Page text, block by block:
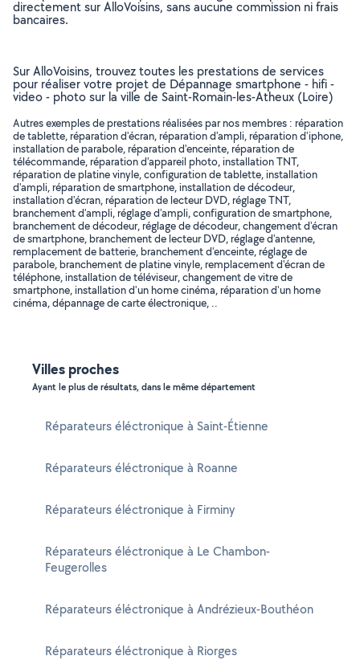
directement sur AlloVoisins, sans aucune commission ni frais
bancaires.
Sur AlloVoisins, trouvez toutes les prestations de services
pour réaliser votre projet de Dépannage smartphone - hifi -
video - photo sur la ville de Saint-Romain-les-Atheux (Loire)
Autres exemples de prestations réalisées par nos membres : réparation
de tablette, réparation d'écran, réparation d'ampli, réparation d'iphone,
installation de parabole, réparation d'enceinte, réparation de
télécommande, réparation d'appareil photo, installation TNT,
réparation de platine vinyle, configuration de tablette, installation
d'ampli, réparation de smartphone, installation de décodeur,
installation d'écran, réparation de lecteur DVD, réglage TNT,
branchement d'ampli, réglage d'ampli, configuration de smartphone,
branchement de décodeur, réglage de décodeur, changement d'écran
de smartphone, branchement de lecteur DVD, réglage d'antenne,
remplacement de batterie, branchement d'enceinte, réglage de
parabole, branchement de platine vinyle, remplacement d'écran de
téléphone, installation de téléviseur, changement de vitre de
smartphone, installation d'un home cinéma, réparation d'un home
cinéma, dépannage de carte électronique, ..
Villes proches
Ayant le plus de résultats, dans le même département
Réparateurs éléctronique à Saint-Étienne
Réparateurs éléctronique à Roanne
Réparateurs éléctronique à Firminy
Réparateurs éléctronique à Le Chambon-
Feugerolles
Réparateurs éléctronique à Andrézieux-Bouthéon
Réparateurs éléctronique à Riorges